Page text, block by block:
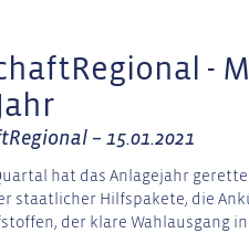
-
– 15.01.2021
hat das Anlagejahr
staatlicher Hilfspakete, die
der klare Wahlausgang